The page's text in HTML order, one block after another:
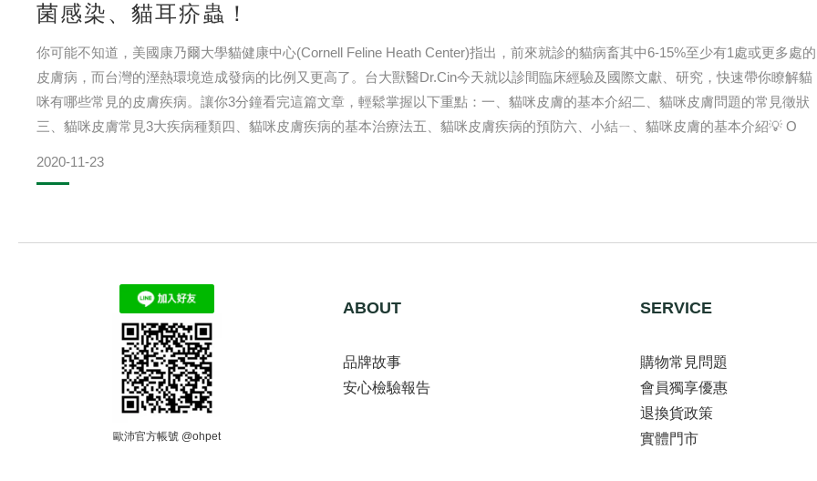
菌感染、貓耳疥蟲！
你可能不知道，美國康乃爾大學貓健康中心(Cornell Feline Heath Center)指出，前來就診的貓病畜其中6-15%至少有1處或更多處的
皮膚病，而台灣的溼熱環境造成發病的比例又更高了。台大獸醫Dr.Cin今天就以診間臨床經驗及國際文獻、研究，快速帶你瞭解貓
咪有哪些常見的皮膚疾病。讓你3分鐘看完這篇文章，輕鬆掌握以下重點：一、貓咪皮膚的基本介紹二、貓咪皮膚問題的常見徵狀
三、貓咪皮膚常見3大疾病種類四、貓咪皮膚疾病的基本治療法五、貓咪皮膚疾病的預防六、小結ㄧ、貓咪皮膚的基本介紹💡 O
2020-11-23
歐沛官方帳號 @ohpet
ABOUT
品牌故事
安心檢驗報告
SERVICE
購物常見問題
會員獨享優惠
退換貨政策
實體門市